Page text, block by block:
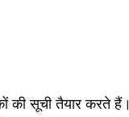
की सूची तैयार करते हैं।